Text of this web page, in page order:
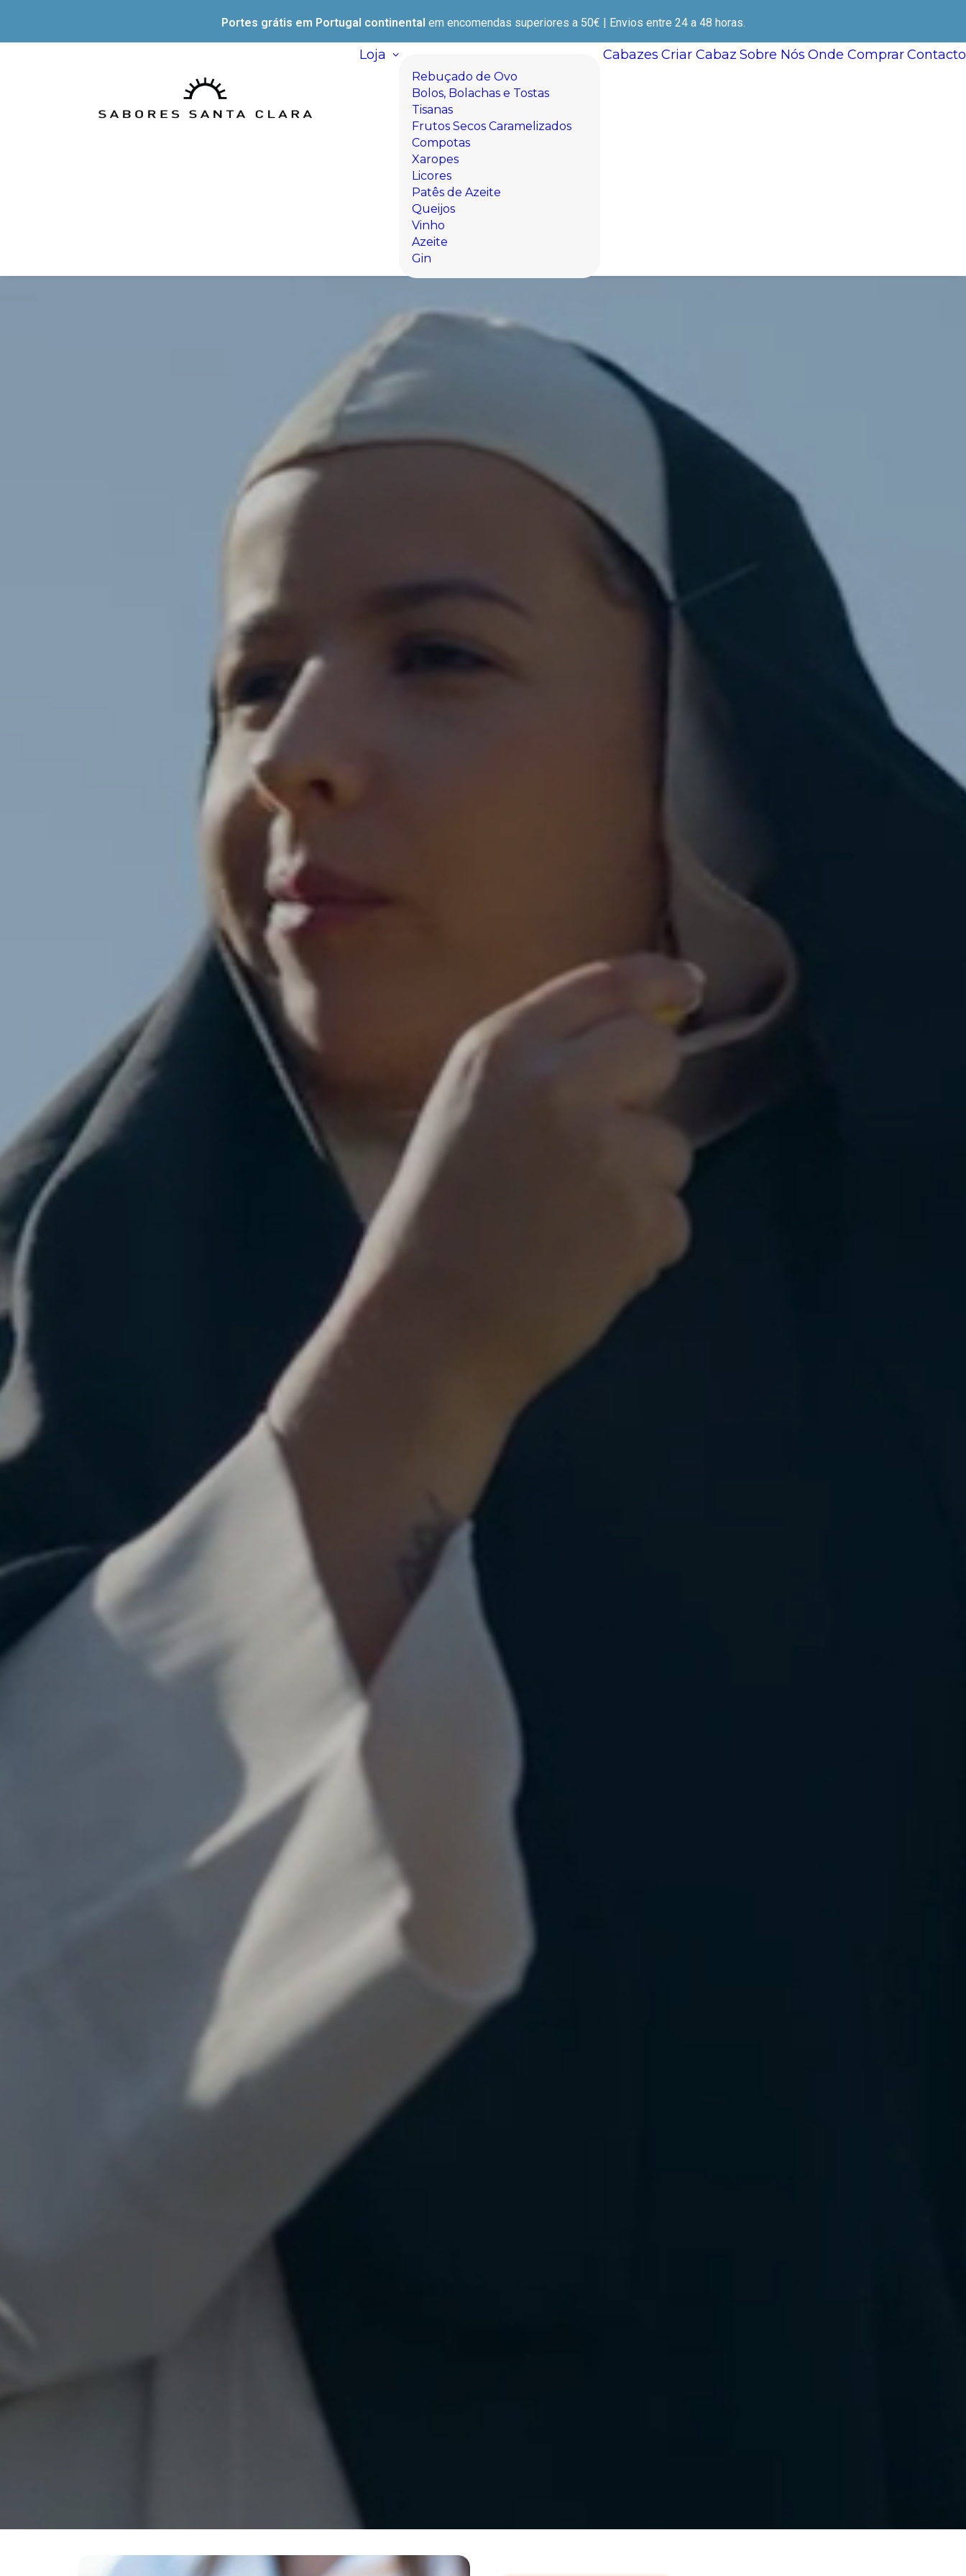
Portes grátis em Portugal continental em encomendas superiores a 50€ | Envios entre 24 a 48 horas.
Loja
Rebuçado de Ovo
Bolos, Bolachas e Tostas
Tisanas
Frutos Secos Caramelizados
Compotas
Xaropes
Licores
Patês de Azeite
Queijos
Vinho
Azeite
Gin
Cabazes Criar Cabaz Sobre Nós Onde Comprar